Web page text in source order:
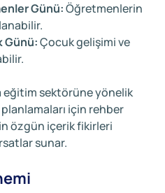
Günü:Öğretmenlerin
Günü:Çocuk gelişimi ve
eğitim sektörüne yönelik
için rehber
özgün içerik fikirleri
sunar.